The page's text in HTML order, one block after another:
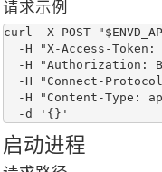
请求示例
curl -X POST
启动进程